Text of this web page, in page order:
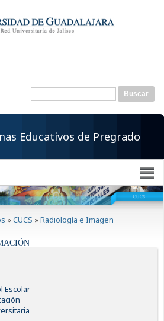
Formulario de
Buscar
Educativos de Pregrado
»CUCS »Radiología e Imagen
Escolar